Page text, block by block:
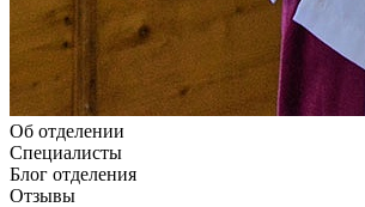
Об отделении
Специалисты
Блог отделения
Отзывы